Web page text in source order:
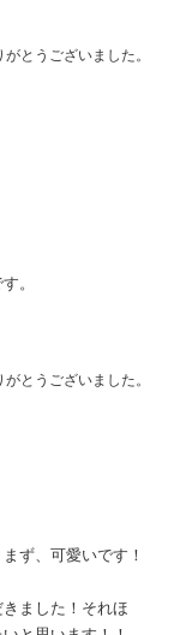
とうございました。
。
がとうございました。
ず、可愛いです！
ました！それほ